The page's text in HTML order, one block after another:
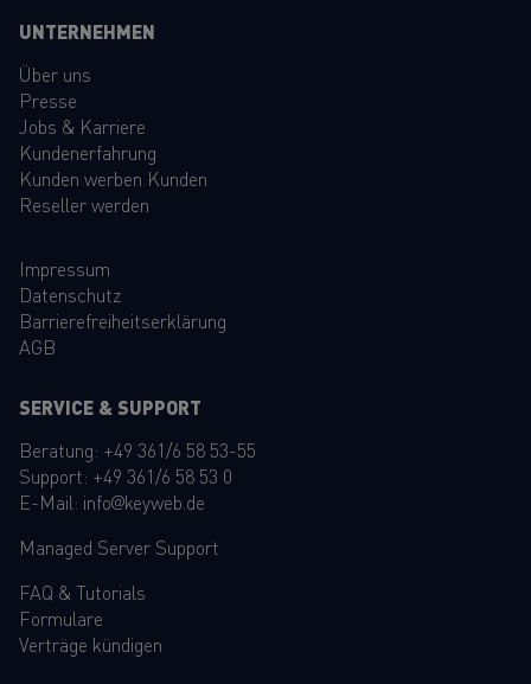
UNTERNEHMEN
Über uns
Presse
Jobs & Karriere
Kundenerfahrung
Kunden werben Kunden
Reseller werden
Impressum
Datenschutz
Barrierefreiheitserklärung
AGB
SERVICE & SUPPORT
Beratung: +49 361/6 58 53-55
Support: +49 361/6 58 53 0
E-Mail: info@keyweb.de
Managed Server Support
FAQ & Tutorials
Formulare
Verträge kündigen